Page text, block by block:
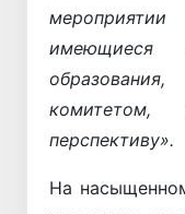
имеющиеся
комитетом,
перспективу».
На